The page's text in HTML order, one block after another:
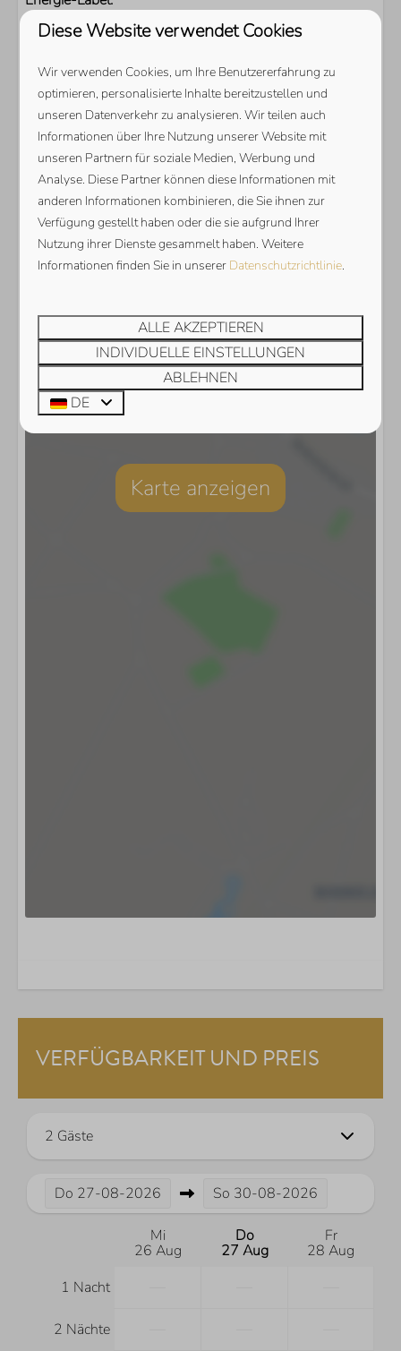
Karte anzeigen
VERFÜGBARKEIT UND PREIS
2 Gäste
Do 27-08-2026 So 30-08-2026
Mi
26 Aug
Do
27 Aug
Fr
28 Aug
1 Nacht
2 Nächte
Diese Website verwendet Cookies
Wir verwenden Cookies, um Ihre Benutzererfahrung zu
optimieren, personalisierte Inhalte bereitzustellen und
unseren Datenverkehr zu analysieren. Wir teilen auch
Informationen über Ihre Nutzung unserer Website mit
unseren Partnern für soziale Medien, Werbung und
Analyse. Diese Partner können diese Informationen mit
anderen Informationen kombinieren, die Sie ihnen zur
Verfügung gestellt haben oder die sie aufgrund Ihrer
Nutzung ihrer Dienste gesammelt haben. Weitere
Informationen finden Sie in unserer Datenschutzrichtlinie.
ALLE AKZEPTIEREN
INDIVIDUELLE EINSTELLUNGEN
ABLEHNEN
DE